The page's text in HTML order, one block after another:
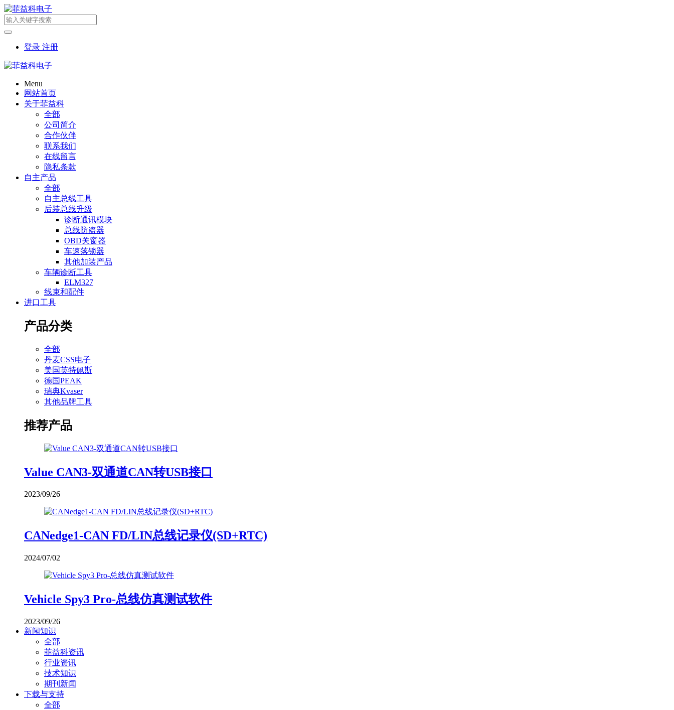
登录 注册
Menu
网站首页
关于菲益科
全部
公司简介
合作伙伴
联系我们
在线留言
隐私条款
自主产品
全部
自主总线工具
后装总线升级
诊断通讯模块
总线防盗器
OBD关窗器
车速落锁器
其他加装产品
车辆诊断工具
ELM327
线束和配件
进口工具
产品分类
全部
丹麦CSS电子
美国英特佩斯
德国PEAK
瑞典Kvaser
其他品牌工具
推荐产品
Value CAN3-双通道CAN转USB接口
2023/09/26
CANedge1-CAN FD/LIN总线记录仪(SD+RTC)
2024/07/02
Vehicle Spy3 Pro-总线仿真测试软件
2023/09/26
新闻知识
全部
菲益科资讯
行业资讯
技术知识
期刊新闻
下载与支持
全部